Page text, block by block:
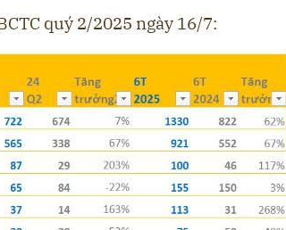
quý 2/2025 ngày 16/7: